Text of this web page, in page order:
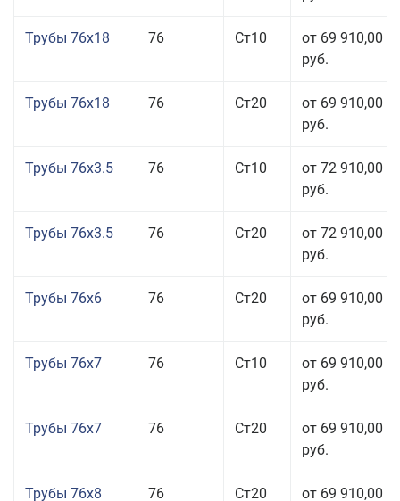
Трубы 76x18 76 Ст10
от 69 910,00
руб.
Трубы 76x18 76 Ст20
от 69 910,00
руб.
Трубы 76x3.5 76 Ст10
от 72 910,00
руб.
Трубы 76x3.5 76 Ст20
от 72 910,00
руб.
Трубы 76x6 76 Ст20
от 69 910,00
руб.
Трубы 76x7 76 Ст10
от 69 910,00
руб.
Трубы 76x7 76 Ст20
от 69 910,00
руб.
Трубы 76x8 76 Ст20 от 69 910,00